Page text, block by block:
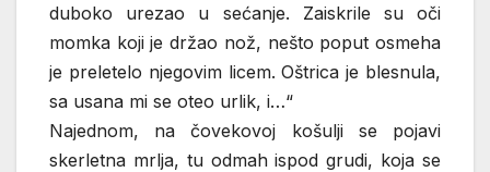
duboko urezao u sećanje. Zaiskrile su oči
momka koji je držao nož, nešto poput osmeha
je preletelo njegovim licem. Oštrica je blesnula,
sa usana mi se oteo urlik, i…“
Najednom, na čovekovoj košulji se pojavi
skerletna mrlja, tu odmah ispod grudi, koja se